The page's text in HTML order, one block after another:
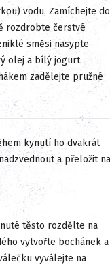
vodu. Zamíchejte do
rozdrobte čerstvé
směsi nasypte
olej a bílý jogurt.
zadělejte pružné
kynutí ho dvakrát
a přeložit na
těsto rozdělte na
vytvořte bochánek a
vyválejte na